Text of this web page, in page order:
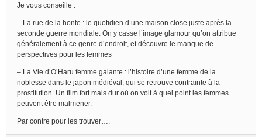
Je vous conseille :
– La rue de la honte : le quotidien d’une maison close juste après la
seconde guerre mondiale. On y casse l’image glamour qu’on attribue
généralement à ce genre d’endroit, et découvre le manque de
perspectives pour les femmes
– La Vie d’O’Haru femme galante : l’histoire d’une femme de la
noblesse dans le japon médiéval, qui se retrouve contrainte à la
prostitution. Un film fort mais dur où on voit à quel point les femmes
peuvent être malmener.
Par contre pour les trouver….